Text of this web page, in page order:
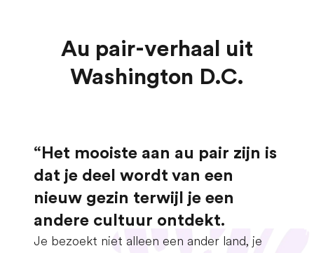
Au pair-verhaal uit
Washington D.C.
“Het mooiste aan au pair zijn is
dat je deel wordt van een
nieuw gezin terwijl je een
andere cultuur ontdekt.
Je bezoekt niet alleen een ander land, je